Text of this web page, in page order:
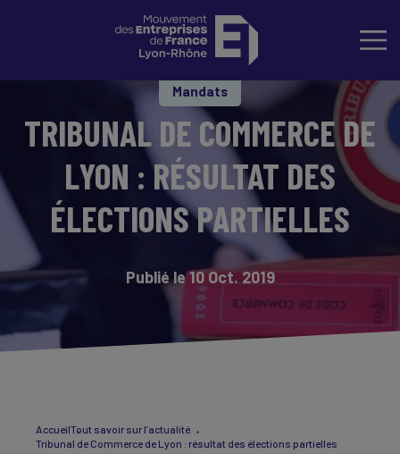
Mandats
TRIBUNAL DE COMMERCE DE
LYON : RÉSULTAT DES
ÉLECTIONS PARTIELLES
Publié le 10 Oct. 2019
AccueilTout savoir sur l’actualité
Tribunal de Commerce de Lyon : résultat des élections partielles